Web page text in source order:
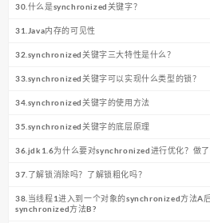
30.什么是synchronized关键字？
31.Java内存的可见性
32.synchronized关键字三大特性是什么？
33.synchronized关键字可以实现什么类型的锁？
34.synchronized关键字的使用方法
35.synchronized关键字的底层原理
36.jdk1.6为什么要对synchronized进行优化？做了
37.了解锁消除吗？了解锁粗化吗？
38.当线程1进入到一个对象的synchronized方法A
synchronized方法B?